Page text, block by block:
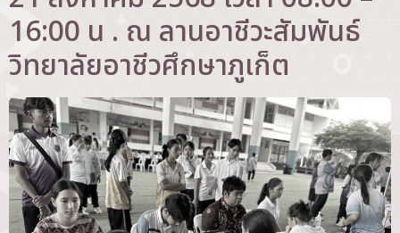
16:00 น . ณ ลานอาชีวะสัมพันธ์
วิทยาลัยอาชีวศึกษาภูเก็ต